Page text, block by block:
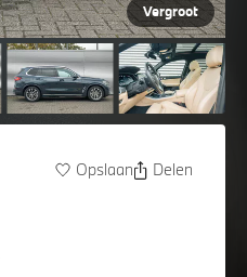
Vergroot
Opslaan Delen